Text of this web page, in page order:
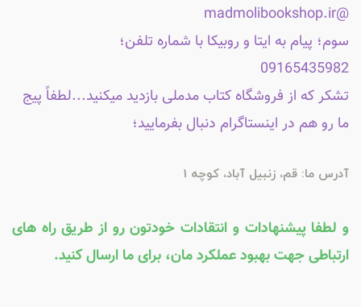
@madmolibookshop.ir
سوم؛ پیام به ایتا و روبیکا با شماره تلفن؛
09165435982
تشکر که از فروشگاه کتاب مدملی بازدید میکنید...لطفاً پیج
ما رو هم در اینستاگرام دنبال بفرمایید؛
آدرس ما: قم، زنبیل آباد، کوچه 1
و لطفا پیشنهادات و انتقادات خودتون رو از طریق راه های
ارتباطی جهت بهبود عملکرد مان، برای ما ارسال کنید.